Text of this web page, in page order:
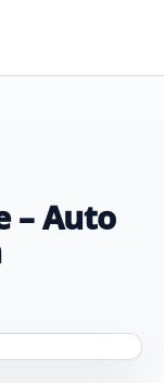
– Auto